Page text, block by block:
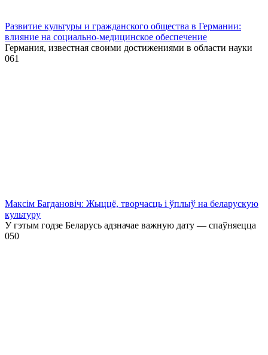
Развитие культуры и гражданского общества в Германии:
влияние на социально-медицинское обеспечение
Германия, известная своими достижениями в области науки
061
Максім Багдановіч: Жыццё, творчасць і ўплыў на беларускую
культуру
У гэтым годзе Беларусь адзначае важную дату — спаўняецца
050